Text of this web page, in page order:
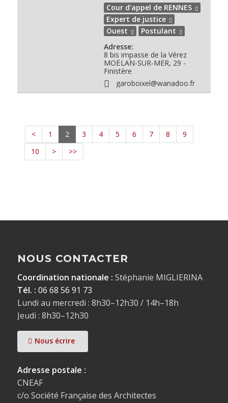
Cour d'appel de RENNES
Expert de justice
Ouest
Postulant
Adresse:
8 bis impasse de la Vérez
MOËLAN-SUR-MER, 29 -
Finistère
garoboixel@wanadoo.fr
< 1 2 3 4 5 6 7 8
9
10
> >>
NOUS CONTACTER
Coordination nationale : Stéphanie MIGLIERINA
Tél. : 06 68 56 91 73
Lundi au mercredi : 8h30–12h30 / 14h–18h
Jeudi : 8h30–12h30
Nous écrire
Adresse postale :
CNEAF
c/o Société Française des Architectes